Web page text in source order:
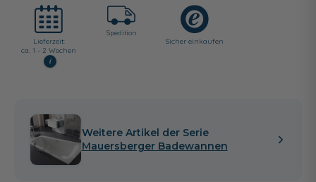
Lieferzeit:
ca. 1 - 2 Wochen
i
Spedition
Sicher einkaufen
Weitere Artikel der Serie
Mauersberger Badewannen